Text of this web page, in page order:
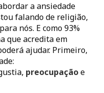
a ansiedade
falando de religião,
nós. E como 93%
que acredita em
ajudar. Primeiro,
preocupaçãoe